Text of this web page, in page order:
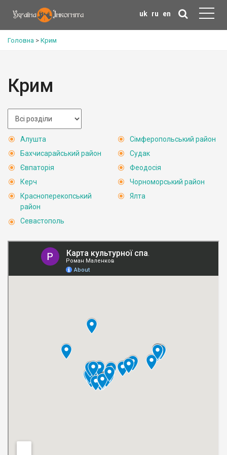
uk ru en
Головна > Крим
Крим
Алушта
Бахчисарайський район
Євпаторія
Керч
Красноперекопський
район
Севастополь
Сімферопольський район
Судак
Феодосія
Чорноморський район
Ялта